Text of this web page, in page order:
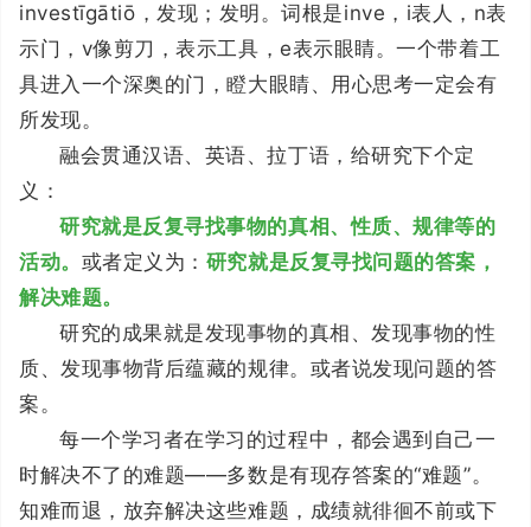
investīgātiō，发现；发明。词根是inve，i表人，n表
示门，v像剪刀，表示工具，e表示眼睛。一个带着工
具进入一个深奥的门，瞪大眼睛、用心思考一定会有
所发现。
融会贯通汉语、英语、拉丁语，给研究下个定
义：
研究就是反复寻找事物的真相、性质、规律等的
活动。 或者定义为： 研究就是反复寻找问题的答案，
解决难题。
研究的成果就是发现事物的真相、发现事物的性
质、发现事物背后蕴藏的规律。或者说发现问题的答
案。
每一个学习者在学习的过程中，都会遇到自己一
时解决不了的难题——多数是有现存答案的“难题”。
知难而退，放弃解决这些难题，成绩就徘徊不前或下